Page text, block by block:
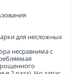
для несложных
несравнима с